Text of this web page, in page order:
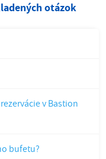
otázok
v Bastion
bufetu?